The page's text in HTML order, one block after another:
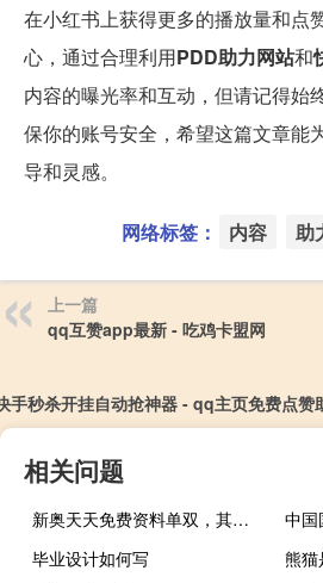
在小红书上获得更多的播放量和点
心，通过合理利用PDD助力网站和
内容的曝光率和互动，但请记得始
保你的账号安全，希望这篇文章能
导和灵感。
网络标签： 内容 助
上一篇
qq互赞app最新 - 吃鸡卡盟网
手秒杀开挂自动抢神器 - qq主页免费点赞
相关问题
新奥天天免费资料单双，其中精选答案落实_白银版804.917
毕业设计如何写
熊猫